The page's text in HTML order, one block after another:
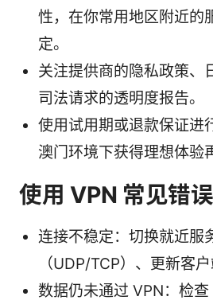
性，在你常用地区附近的
定。
关注提供商的隐私政策、
司法请求的透明度报告。
使用试用期或退款保证进
澳门环境下获得理想体验
使用 VPN 常见错
连接不稳定：切换就近服
（UDP/TCP）、更新客户
数据仍未通过 VPN：检